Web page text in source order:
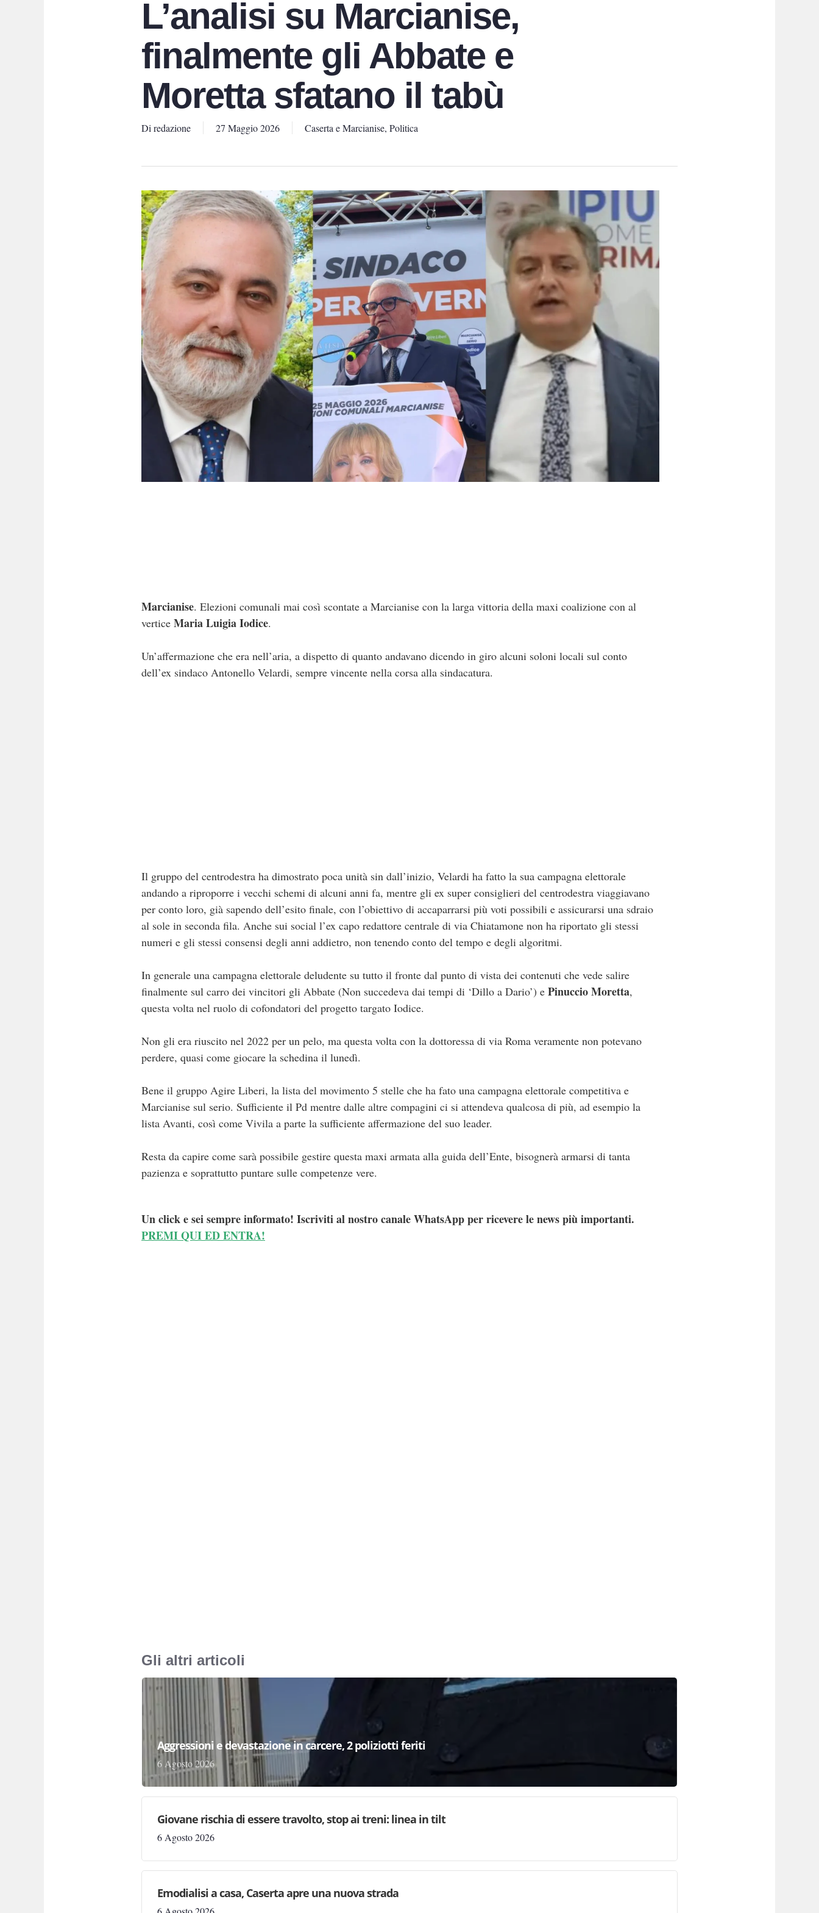
L’analisi su Marcianise,
finalmente gli Abbate e
Moretta sfatano il tabù
Di redazione 27 Maggio 2026 Caserta e Marcianise, Politica
Marcianise. Elezioni comunali mai così scontate a Marcianise con la larga vittoria della maxi coalizione con al
vertice Maria Luigia Iodice.
Un’affermazione che era nell’aria, a dispetto di quanto andavano dicendo in giro alcuni soloni locali sul conto
dell’ex sindaco Antonello Velardi, sempre vincente nella corsa alla sindacatura.
Il gruppo del centrodestra ha dimostrato poca unità sin dall’inizio, Velardi ha fatto la sua campagna elettorale
andando a riproporre i vecchi schemi di alcuni anni fa, mentre gli ex super consiglieri del centrodestra viaggiavano
per conto loro, già sapendo dell’esito finale, con l’obiettivo di accaparrarsi più voti possibili e assicurarsi una sdraio
al sole in seconda fila. Anche sui social l’ex capo redattore centrale di via Chiatamone non ha riportato gli stessi
numeri e gli stessi consensi degli anni addietro, non tenendo conto del tempo e degli algoritmi.
In generale una campagna elettorale deludente su tutto il fronte dal punto di vista dei contenuti che vede salire
finalmente sul carro dei vincitori gli Abbate (Non succedeva dai tempi di ‘Dillo a Dario’) e Pinuccio Moretta,
questa volta nel ruolo di cofondatori del progetto targato Iodice.
Non gli era riuscito nel 2022 per un pelo, ma questa volta con la dottoressa di via Roma veramente non potevano
perdere, quasi come giocare la schedina il lunedì.
Bene il gruppo Agire Liberi, la lista del movimento 5 stelle che ha fato una campagna elettorale competitiva e
Marcianise sul serio. Sufficiente il Pd mentre dalle altre compagini ci si attendeva qualcosa di più, ad esempio la
lista Avanti, così come Vivila a parte la sufficiente affermazione del suo leader.
Resta da capire come sarà possibile gestire questa maxi armata alla guida dell’Ente, bisognerà armarsi di tanta
pazienza e soprattutto puntare sulle competenze vere.
Un click e sei sempre informato! Iscriviti al nostro canale WhatsApp per ricevere le news più importanti.
PREMI QUI ED ENTRA!
Gli altri articoli
Aggressioni e devastazione in carcere, 2 poliziotti feriti
6 Agosto 2026
Giovane rischia di essere travolto, stop ai treni: linea in tilt
6 Agosto 2026
Emodialisi a casa, Caserta apre una nuova strada